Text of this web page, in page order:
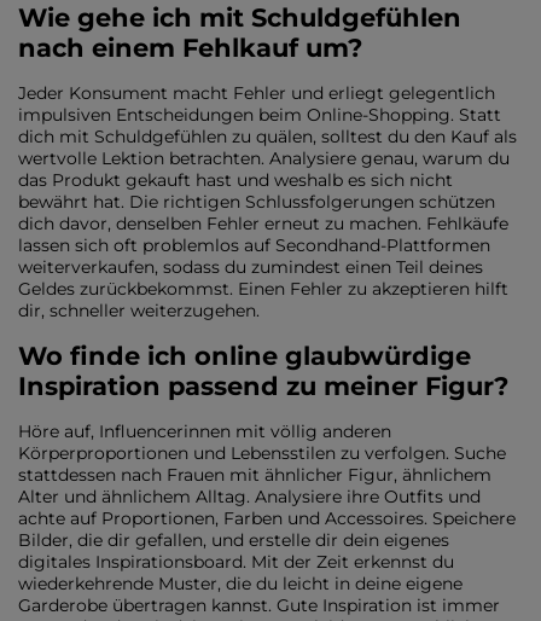
Wie gehe ich mit Schuldgefühlen
nach einem Fehlkauf um?
Jeder Konsument macht Fehler und erliegt gelegentlich
impulsiven Entscheidungen beim Online-Shopping. Statt
dich mit Schuldgefühlen zu quälen, solltest du den Kauf als
wertvolle Lektion betrachten. Analysiere genau, warum du
das Produkt gekauft hast und weshalb es sich nicht
bewährt hat. Die richtigen Schlussfolgerungen schützen
dich davor, denselben Fehler erneut zu machen. Fehlkäufe
lassen sich oft problemlos auf Secondhand-Plattformen
weiterverkaufen, sodass du zumindest einen Teil deines
Geldes zurückbekommst. Einen Fehler zu akzeptieren hilft
dir, schneller weiterzugehen.
Wo finde ich online glaubwürdige
Inspiration passend zu meiner Figur?
Höre auf, Influencerinnen mit völlig anderen
Körperproportionen und Lebensstilen zu verfolgen. Suche
stattdessen nach Frauen mit ähnlicher Figur, ähnlichem
Alter und ähnlichem Alltag. Analysiere ihre Outfits und
achte auf Proportionen, Farben und Accessoires. Speichere
Bilder, die dir gefallen, und erstelle dir dein eigenes
digitales Inspirationsboard. Mit der Zeit erkennst du
wiederkehrende Muster, die du leicht in deine eigene
Garderobe übertragen kannst. Gute Inspiration ist immer